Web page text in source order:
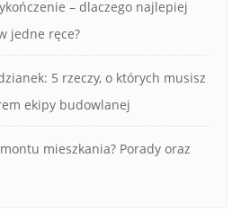
– dlaczego najlepiej
jedne ręce?
5 rzeczy, o których musisz
ekipy budowlanej
mieszkania? Porady oraz